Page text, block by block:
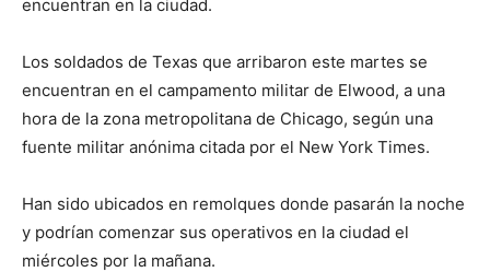
encuentran en la ciudad.
Los soldados de Texas que arribaron este martes se
encuentran en el campamento militar de Elwood, a una
hora de la zona metropolitana de Chicago, según una
fuente militar anónima citada por el New York Times.
Han sido ubicados en remolques donde pasarán la noche
y podrían comenzar sus operativos en la ciudad el
miércoles por la mañana.